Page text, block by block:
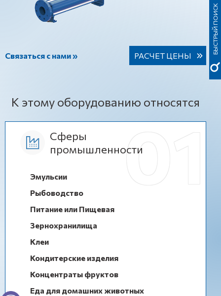
Связаться с нами » РАСЧЕТ ЦЕНЫ
К этому оборудованию относятся
Сферы
промышленности
Эмульсии
Рыбоводство
Питание или Пищевая
Зернохранилища
Клеи
Кондитерские изделия
Концентраты фруктов
Еда для домашних животных
БЫСТРЫЙ ПОИСК